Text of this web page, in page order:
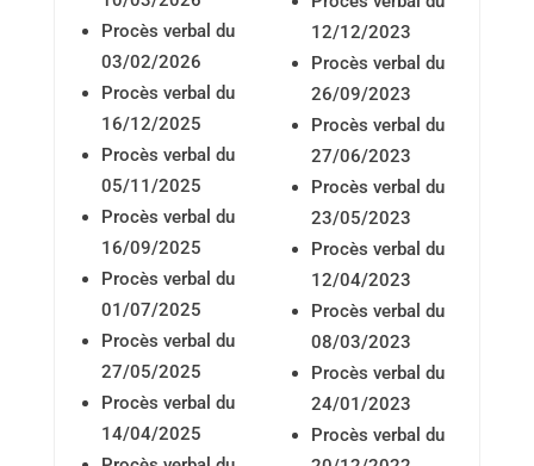
Procès verbal du
03/02/2026
Procès verbal du
16/12/2025
Procès verbal du
05/11/2025
Procès verbal du
16/09/2025
Procès verbal du
01/07/2025
Procès verbal du
27/05/2025
Procès verbal du
14/04/2025
12/12/2023
Procès verbal du
26/09/2023
Procès verbal du
27/06/2023
Procès verbal du
23/05/2023
Procès verbal du
12/04/2023
Procès verbal du
08/03/2023
Procès verbal du
24/01/2023
Procès verbal du